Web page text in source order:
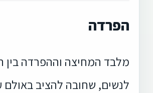
הפרדה
מלבד המחיצה וההפרדה בין
לנשים, שחובה להציב באולם